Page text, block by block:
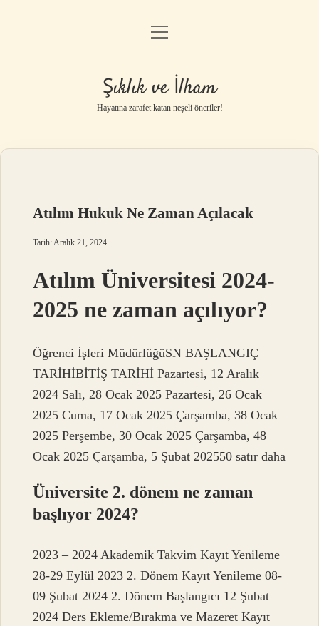
Anasayfa
Gizlilik Politikası
Yasal Uyarı
menüyü
Şıklık ve İlham
Hayatına zarafet katan neşeli öneriler!
Atılım Hukuk Ne Zaman Açılacak
Tarih: Aralık 21, 2024
Atılım Üniversitesi 2024-
2025 ne zaman açılıyor?
Öğrenci İşleri MüdürlüğüSN BAŞLANGIÇ
TARİHİBİTİŞ TARİHİ Pazartesi, 12 Aralık
2024 Salı, 28 Ocak 2025 Pazartesi, 26 Ocak
2025 Cuma, 17 Ocak 2025 Çarşamba, 38 Ocak
2025 Perşembe, 30 Ocak 2025 Çarşamba, 48
Ocak 2025 Çarşamba, 5 Şubat 202550 satır daha
Üniversite 2. dönem ne zaman
başlıyor 2024?
2023 – 2024 Akademik Takvim Kayıt Yenileme
28-29 Eylül 2023 2. Dönem Kayıt Yenileme 08-
09 Şubat 2024 2. Dönem Başlangıcı 12 Şubat
2024 Ders Ekleme/Bırakma ve Mazeret Kayıt